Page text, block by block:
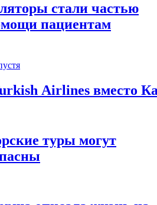
стали частью
пациентам
Airlines вместо
туры могут